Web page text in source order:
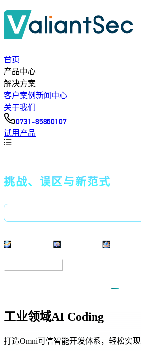
首页
产品中心
解决方案
客户案例 新闻中心
关于我们
0731-85860107
试用产品
挑战、误区与新范式
工业领域AI Coding
打造Omni可信智能开发体系，轻松实